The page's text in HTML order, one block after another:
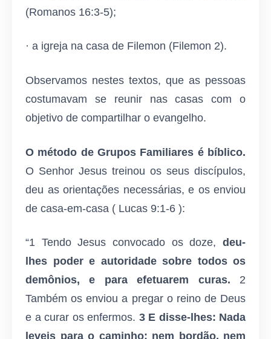
(Romanos 16:3-5);
· a igreja na casa de Filemon (Filemon 2).
Observamos nestes textos, que as pessoas
costumavam se reunir nas casas com o
objetivo de compartilhar o evangelho.
O método de Grupos Familiares é bíblico.
O Senhor Jesus treinou os seus discípulos,
deu as orientações necessárias, e os enviou
de casa-em-casa ( Lucas 9:1-6 ):
“1 Tendo Jesus convocado os doze, deu-
lhes poder e autoridade sobre todos os
demônios, e para efetuarem curas. 2
Também os enviou a pregar o reino de Deus
e a curar os enfermos. 3 E disse-lhes: Nada
leveis para o caminho: nem bordão, nem